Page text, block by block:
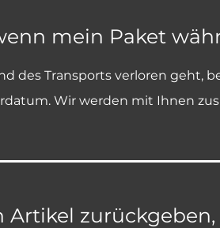
mein Paket
des Transports verloren geht,
Wir werden mit Ihnen
Artikel